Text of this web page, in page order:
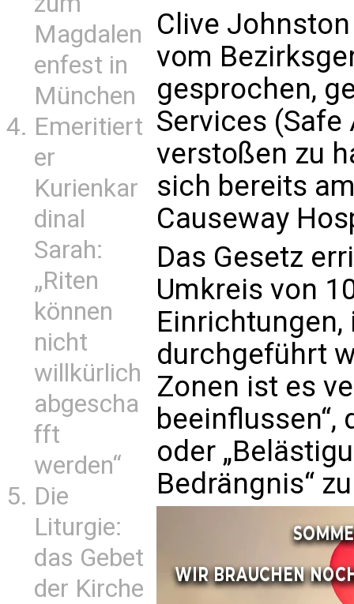
Magdalen
enfest in
München
Emeritiert
er
Kurienkar
dinal
Sarah:
„Riten
können
nicht
willkürlich
abgescha
fft
werden“
Die
Liturgie:
das Gebet
der Kirche
Clive
vom
gesprochen,
Services
verstoßen zu
sich bereits
Causeway
Das Gesetz
Umkreis von
durchgeführt
Zonen ist es
beeinflussen“,
oder
Bedrängnis“